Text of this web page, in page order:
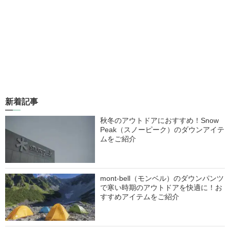
新着記事
秋冬のアウトドアにおすすめ！Snow
Peak（スノーピーク）のダウンアイテ
ムをご紹介
mont-bell（モンベル）のダウンパンツ
で寒い時期のアウトドアを快適に！お
すすめアイテムをご紹介